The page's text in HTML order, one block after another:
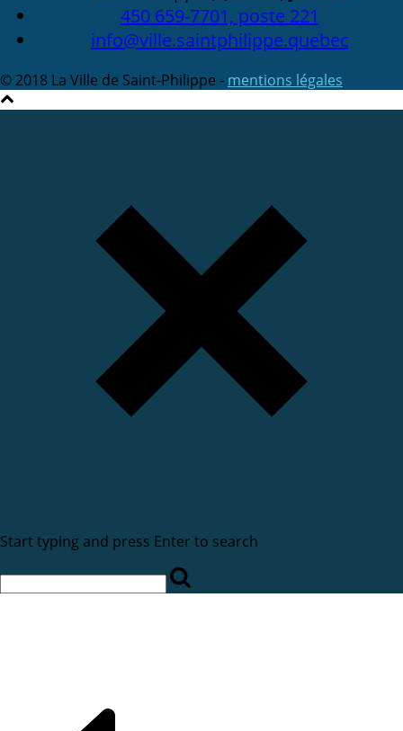
450 659-7701, poste 221
info@ville.saintphilippe.quebec
© 2018 La Ville de Saint-Philippe - mentions légales
Start typing and press Enter to search